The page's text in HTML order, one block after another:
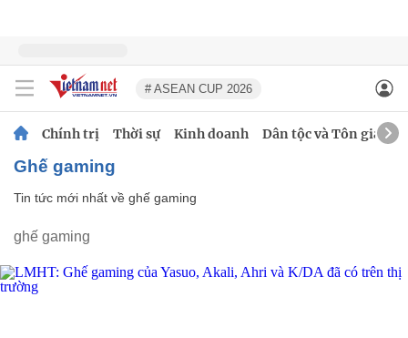
# ASEAN CUP 2026
Chính trị Thời sự Kinh doanh Dân tộc và Tôn giáo
ghế gaming
Tin tức mới nhất về ghế gaming
ghế gaming